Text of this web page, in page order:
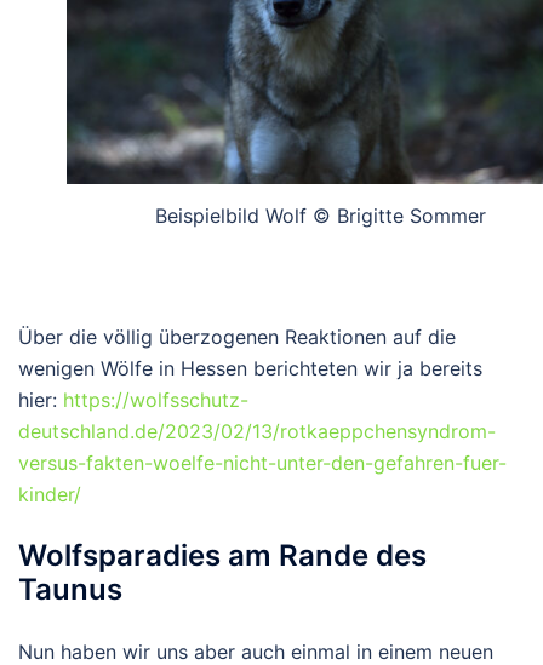
Beispielbild Wolf © Brigitte Sommer
Über die völlig überzogenen Reaktionen auf die
wenigen Wölfe in Hessen berichteten wir ja bereits
hier: https://wolfsschutz-
deutschland.de/2023/02/13/rotkaeppchensyndrom-
versus-fakten-woelfe-nicht-unter-den-gefahren-fuer-
kinder/
Wolfsparadies am Rande des
Taunus
Nun haben wir uns aber auch einmal in einem neuen